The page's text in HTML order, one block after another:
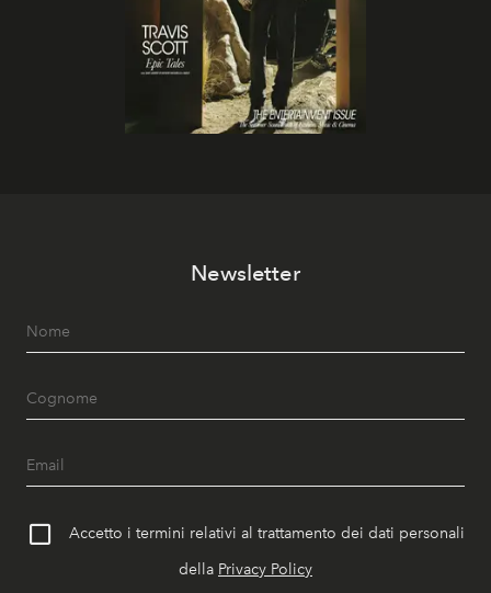
Newsletter
Accetto i termini relativi al trattamento dei dati personali
della Privacy Policy